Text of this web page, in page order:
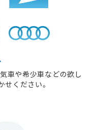
車や希少車などの欲し
ください。